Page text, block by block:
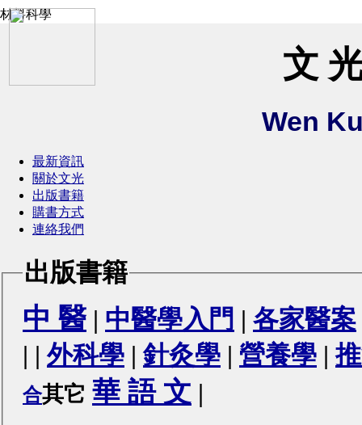
材料科學
文
Wen
最新資訊
關於文光
出版書籍
購書方式
連絡我們
出版書籍
中 醫 | 中醫學入門 | 各家醫案
| |外科學 |針灸學 | 營養學 |
合其它 華 語 文 |